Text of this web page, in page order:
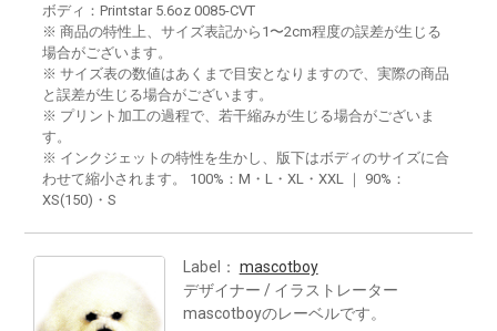
ボディ：Printstar 5.6oz 0085-CVT
※ 商品の特性上、サイズ表記から1〜2cm程度の誤差が生じる
場合がございます。
※ サイズ表の数値はあくまで目安となりますので、実際の商品
と誤差が生じる場合がございます。
※ プリント加工の過程で、若干縮みが生じる場合がございま
す。
※ インクジェットの特性を生かし、版下はボディのサイズに合
わせて縮小されます。 100%：M・L・XL・XXL ｜ 90%：
XS(150)・S
Label： mascotboy
デザイナー / イラストレーター
mascotboyのレーベルです。